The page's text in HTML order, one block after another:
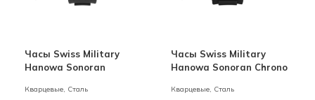
Часы Swiss Military
Hanowa Sonoran
Кварцевые, Сталь
Часы Swiss Military
Hanowa Sonoran Chrono
Кварцевые, Сталь